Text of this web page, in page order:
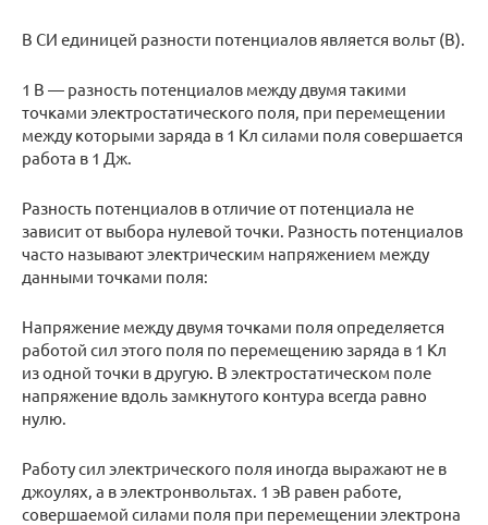
В СИ единицей разности потенциалов является вольт (В).
1 В — разность потенциалов между двумя такими
точками электростатического поля, при перемещении
между которыми заряда в 1 Кл силами поля совершается
работа в 1 Дж.
Разность потенциалов в отличие от потенциала не
зависит от выбора нулевой точки. Разность потенциалов
часто называют электрическим напряжением между
данными точками поля:
Напряжение между двумя точками поля определяется
работой сил этого поля по перемещению заряда в 1 Кл
из одной точки в другую. В электростатическом поле
напряжение вдоль замкнутого контура всегда равно
нулю.
Работу сил электрического поля иногда выражают не в
джоулях, а в электронвольтах. 1 эВ равен работе,
совершаемой силами поля при перемещении электрона